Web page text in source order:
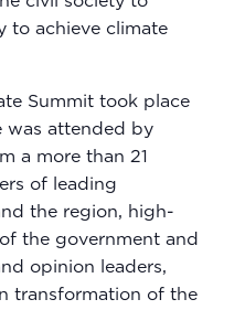
to achieve climate
Summit took place
was attended by
a more than 21
of leading
the region, high-
the government and
opinion leaders,
transformation of the